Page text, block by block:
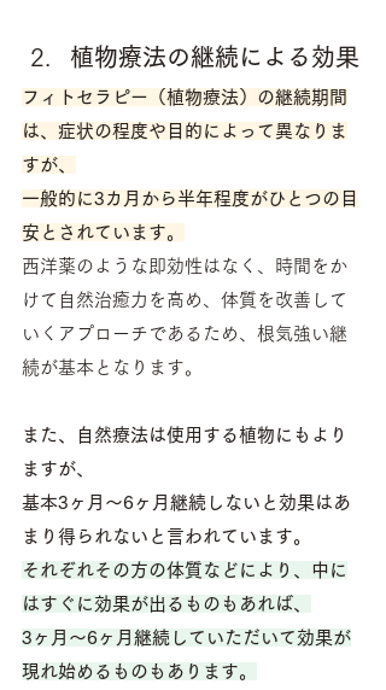
植物療法の継続による効果
フィトセラピー（植物療法）の継続期間
は、症状の程度や目的によって異なりま
すが、
一般的に3カ月から半年程度がひとつの目
安とされています。
西洋薬のような即効性はなく、時間をか
けて自然治癒力を高め、体質を改善して
いくアプローチであるため、根気強い継
続が基本となります。
また、自然療法は使用する植物にもより
ますが、
基本3ヶ月～6ヶ月継続しないと効果はあ
まり得られないと言われています。
それぞれその方の体質などにより、中に
はすぐに効果が出るものもあれば、
3ヶ月～6ヶ月継続していただいて効果が
現れ始めるものもあります。